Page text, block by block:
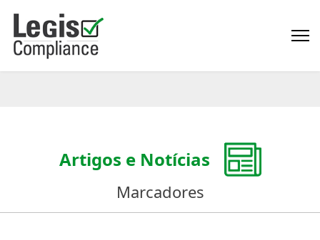
Artigos e Notícias
Marcadores